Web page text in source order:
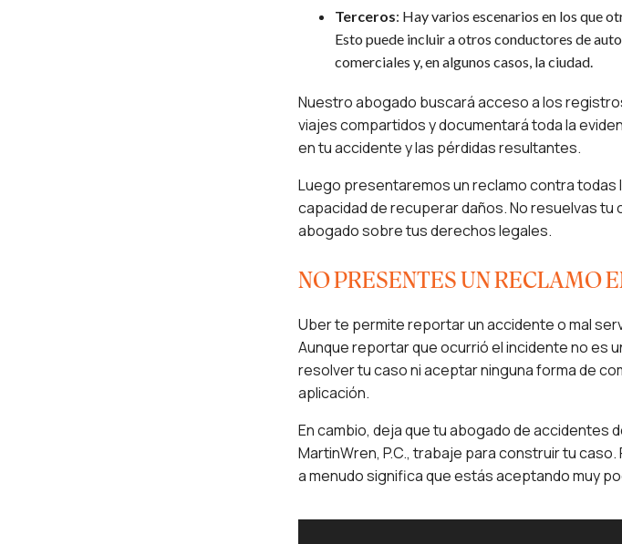
Terceros: Hay varios escenarios en los que
Esto puede incluir a otros conductores de
comerciales y, en algunos casos, la ciudad.
Nuestro abogado buscará acceso a los
viajes compartidos y documentará toda la
en tu accidente y las pérdidas resultantes.
Luego presentaremos un reclamo contra todas
capacidad de recuperar daños. No resuelvas tu
abogado sobre tus derechos legales.
NO PRESENTES UN RECLAMO
Uber te permite reportar un accidente o mal
Aunque reportar que ocurrió el incidente no es
resolver tu caso ni aceptar ninguna forma de
aplicación.
En cambio, deja que tu abogado de accidentes
MartinWren, P.C., trabaje para construir tu
a menudo significa que estás aceptando muy